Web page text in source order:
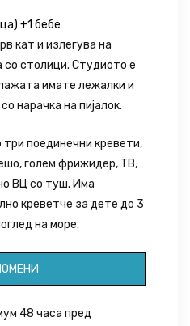
+1 бебе
кат и излегува на
со столици. Студиото е
имате лежалки и
нарачка на пијалок.
поединечни кревети,
голем фрижидер, ТВ,
ВЦ со туш. Има
креветче за дете до 3
на море.
48 часа пред